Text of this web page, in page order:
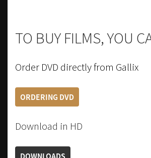
TO BUY FILMS, YOU
Order DVD directly from Gallix
ORDERING DVD
Download in HD
DOWNLOADS